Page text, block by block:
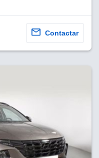
Contactar